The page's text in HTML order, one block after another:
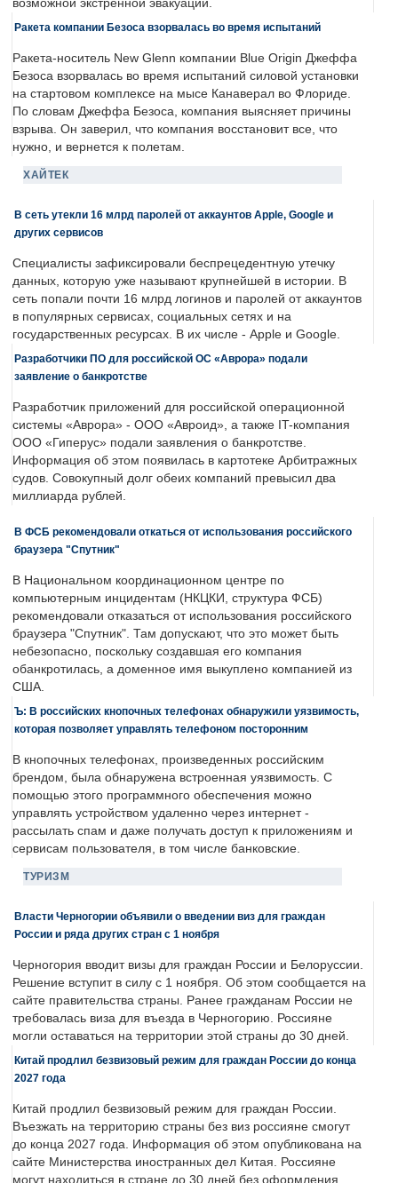
возможной экстренной эвакуации.
Ракета компании Безоса взорвалась во время испытаний
Ракета-носитель New Glenn компании Blue Origin Джеффа
Безоса взорвалась во время испытаний силовой установки
на стартовом комплексе на мысе Канаверал во Флориде.
По словам Джеффа Безоса, компания выясняет причины
взрыва. Он заверил, что компания восстановит все, что
нужно, и вернется к полетам.
ХАЙТЕК
В сеть утекли 16 млрд паролей от аккаунтов Apple, Google и
других сервисов
Специалисты зафиксировали беспрецедентную утечку
данных, которую уже называют крупнейшей в истории. В
сеть попали почти 16 млрд логинов и паролей от аккаунтов
в популярных сервисах, социальных сетях и на
государственных ресурсах. В их числе - Apple и Google.
Разработчики ПО для российской ОС «Аврора» подали
заявление о банкротстве
Разработчик приложений для российской операционной
системы «Аврора» - ООО «Авроид», а также IT-компания
ООО «Гиперус» подали заявления о банкротстве.
Информация об этом появилась в картотеке Арбитражных
судов. Совокупный долг обеих компаний превысил два
миллиарда рублей.
В ФСБ рекомендовали откаться от использования российского
браузера "Спутник"
В Национальном координационном центре по
компьютерным инцидентам (НКЦКИ, структура ФСБ)
рекомендовали отказаться от использования российского
браузера "Спутник". Там допускают, что это может быть
небезопасно, поскольку создавшая его компания
обанкротилась, а доменное имя выкуплено компанией из
США.
Ъ: В российских кнопочных телефонах обнаружили уязвимость,
которая позволяет управлять телефоном посторонним
В кнопочных телефонах, произведенных российским
брендом, была обнаружена встроенная уязвимость. С
помощью этого программного обеспечения можно
управлять устройством удаленно через интернет -
рассылать спам и даже получать доступ к приложениям и
сервисам пользователя, в том числе банковские.
ТУРИЗМ
Власти Черногории объявили о введении виз для граждан
России и ряда других стран с 1 ноября
Черногория вводит визы для граждан России и Белоруссии.
Решение вступит в силу с 1 ноября. Об этом сообщается на
сайте правительства страны. Ранее гражданам России не
требовалась виза для въезда в Черногорию. Россияне
могли оставаться на территории этой страны до 30 дней.
Китай продлил безвизовый режим для граждан России до конца
2027 года
Китай продлил безвизовый режим для граждан России.
Въезжать на территорию страны без виз россияне смогут
до конца 2027 года. Информация об этом опубликована на
сайте Министерства иностранных дел Китая. Россияне
могут находиться в стране до 30 дней без оформления